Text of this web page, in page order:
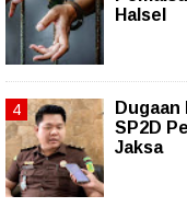
Halsel
SP2D
Jaksa